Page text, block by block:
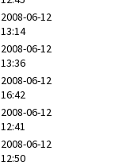
2008-06-12
13:14
2008-06-12
13:36
2008-06-12
16:42
2008-06-12
12:41
2008-06-12
12:50